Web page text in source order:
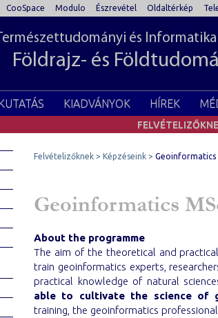
CooSpace Modulo Észrevétel Oldaltérkép
és
Földrajz- és
KIADVÁNYOK HÍREK
Felvételizőknek Képzéseink Geoinformatics
Geoinformatics
About the programme
The aim of the theoretical and
train geoinformatics experts,
practical knowledge of natural
able to cultivate the science of
training, the geoinformatics